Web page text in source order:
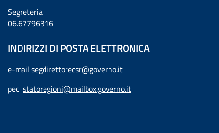
Segreteria
06.67796316
INDIRIZZI DI POSTA ELETTRONICA
e-mail segdirettorecsr@governo.it
pec statoregioni@mailbox.governo.it